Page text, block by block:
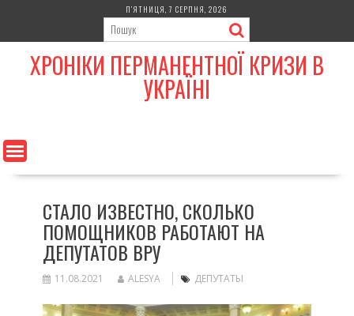
content
П’ЯТНИЦЯ, 7 СЕРПНЯ, 2026
ХРОНІКИ ПЕРМАНЕНТНОЇ КРИЗИ В
УКРАЇНІ
СТАЛО ИЗВЕСТНО, СКОЛЬКО
ПОМОЩНИКОВ РАБОТАЮТ НА
ДЕПУТАТОВ ВРУ
11.08.2021 ALESYA ДЕПУТАТЫ